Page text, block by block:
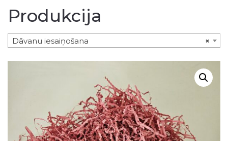
Produkcija
×
Dāvanu iesaiņošana